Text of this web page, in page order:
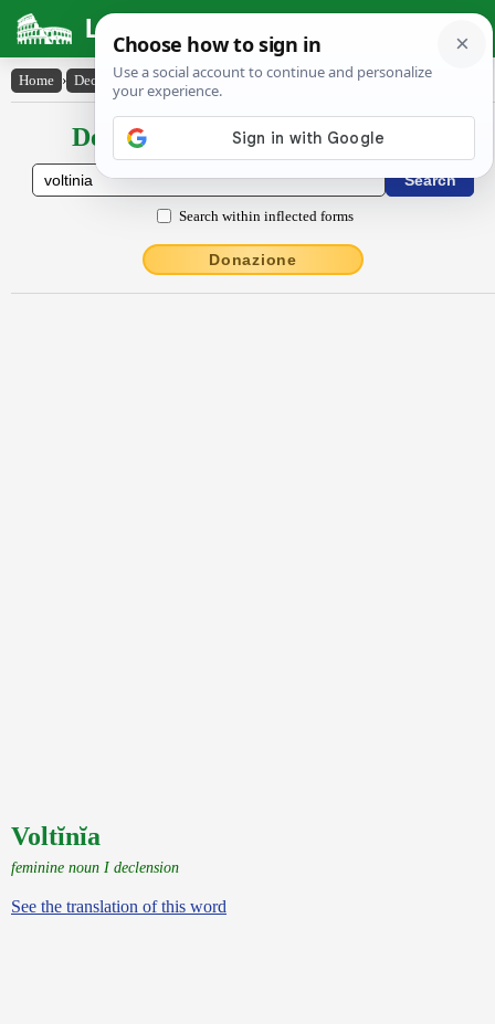
Latin Dictionary
Home › Declensions / Conjugations › Voltĭnĭa
Declensions / Conjugations latin
Search within inflected forms
Donazione
Voltĭnĭa
feminine noun I declension
See the translation of this word